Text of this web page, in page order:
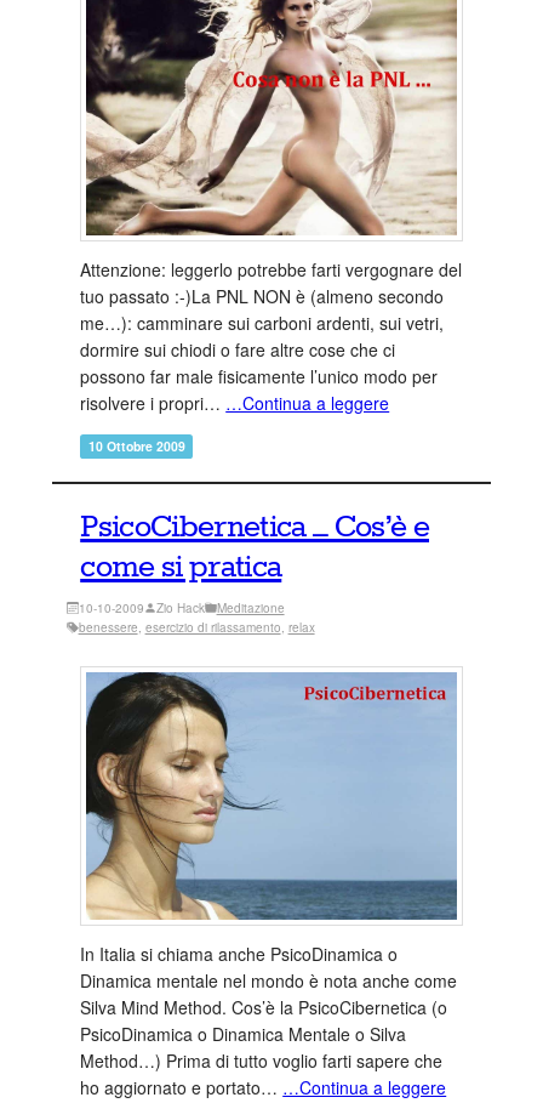
Attenzione: leggerlo potrebbe farti vergognare del
tuo passato :-)La PNL NON è (almeno secondo
me…): camminare sui carboni ardenti, sui vetri,
dormire sui chiodi o fare altre cose che ci
possono far male fisicamente l’unico modo per
risolvere i propri… …Continua a leggere
10 Ottobre 2009
PsicoCibernetica – Cos’è e
come si pratica
10-10-2009 Zio Hack
Meditazione
benessere, esercizio di rilassamento, relax
In Italia si chiama anche PsicoDinamica o
Dinamica mentale nel mondo è nota anche come
Silva Mind Method. Cos’è la PsicoCibernetica (o
PsicoDinamica o Dinamica Mentale o Silva
Method…) Prima di tutto voglio farti sapere che
ho aggiornato e portato… …Continua a leggere